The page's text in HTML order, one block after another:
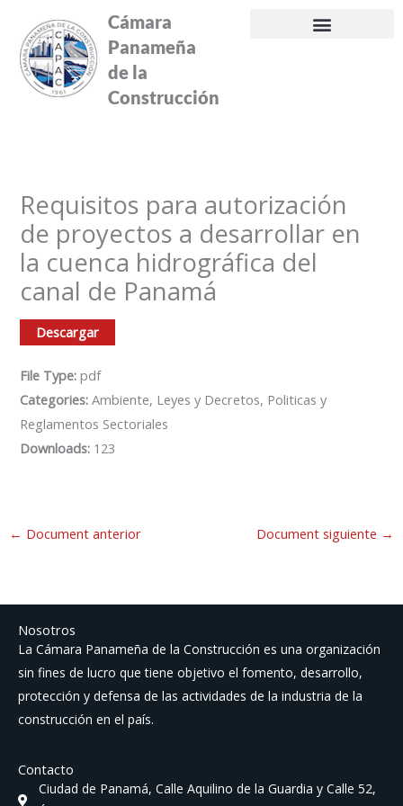
contenido
Cámara
Panameña
de la
Construcción
Requisitos para autorización
de proyectos a desarrollar en
la cuenca hidrográfica del
canal de Panamá
Descargar
File Type:pdf
Categories:Ambiente, Leyes y Decretos, Politicas y
Reglamentos Sectoriales
Downloads: 123
← Document anterior Document siguiente →
Nosotros
La Cámara Panameña de la Construcción es una organización
sin fines de lucro que tiene objetivo el fomento, desarrollo,
protección y defensa de las actividades de la industria de la
construcción en el país.
Contacto
Ciudad de Panamá, Calle Aquilino de la Guardia y Calle 52,